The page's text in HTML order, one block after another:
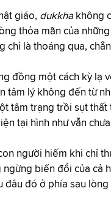
giáo, dukkhakhông
thỏa mãn của
chỉ là thoáng qua,
đồng một cách kỳ lạ
tâm lý không đến từ
tâm trạng trồi sụt
tại hình như vẫn
người hiếm khi chỉ
biến đổi của cả
đâu đó ở phía sau lòng